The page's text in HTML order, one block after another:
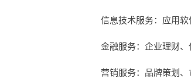
信息技术服务：应用
金融服务：企业理财
营销服务：品牌策划